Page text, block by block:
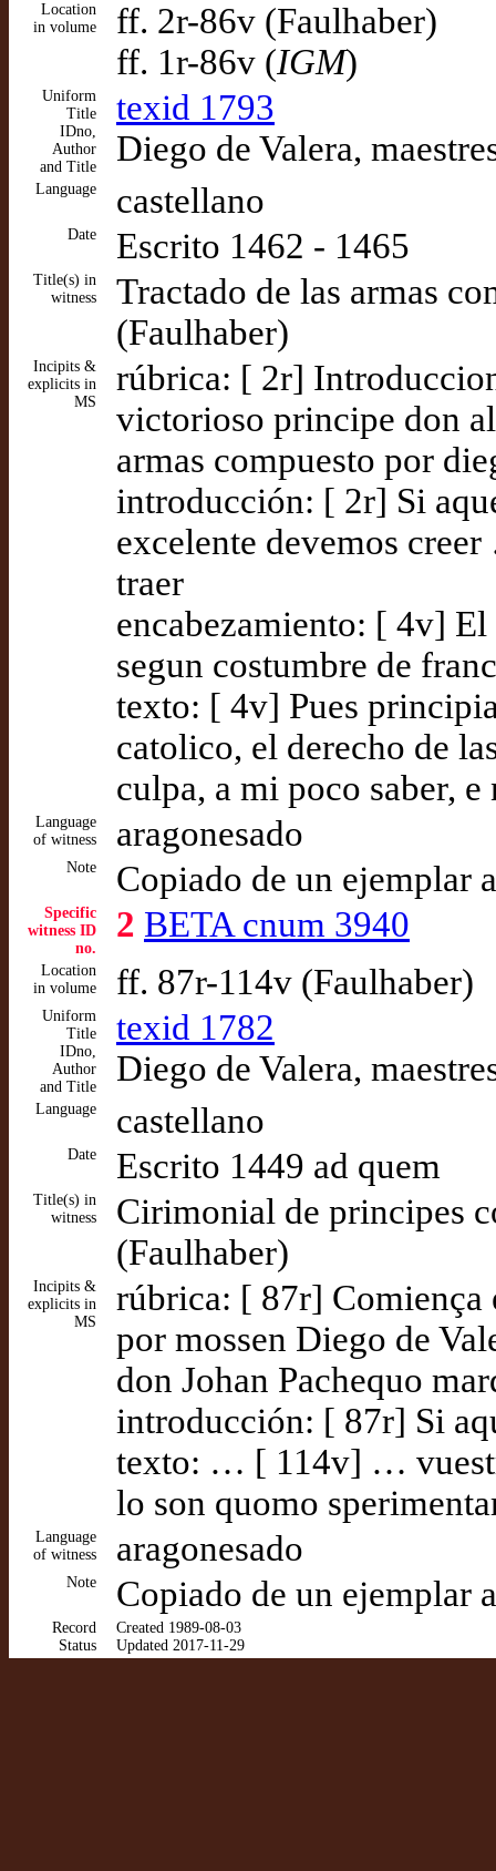
Location
in volume
ff. 2r-86v (Faulhaber)
ff. 1r-86v (IGM)
Uniform
Title
IDno,
Author
and Title
texid 1793
Diego de Valera,
Language castellano
Date Escrito 1462 - 1465
Title(s) in
witness
Tractado de las armas
(Faulhaber)
Incipits &
explicits in
MS
rúbrica: [ 2r]
victorioso principe don
armas compuesto por
introducción: [ 2r] Si
excelente devemos
traer
encabezamiento: [ 4v] El
segun costumbre de
texto: [ 4v] Pues
catolico, el derecho de
culpa, a mi poco saber,
Language
of witness
aragonesado
Note Copiado de un ejemplar
Specific
witness ID
no.
2 BETA cnum 3940
Location
in volume
ff. 87r-114v (Faulhaber)
Uniform
Title
IDno,
Author
and Title
texid 1782
Diego de Valera,
Language castellano
Date Escrito 1449 ad quem
Title(s) in
witness
Cirimonial de principes
(Faulhaber)
Incipits &
explicits in
MS
rúbrica: [ 87r] Comiença
por mossen Diego de
don Johan Pachequo
introducción: [ 87r] Si
texto: … [ 114v] …
lo son quomo
Language
of witness
aragonesado
Note Copiado de un ejemplar
Record
Status
Created 1989-08-03
Updated 2017-11-29